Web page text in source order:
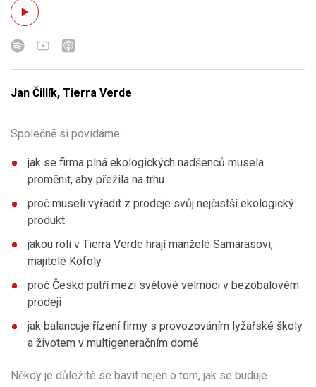
Jan Čillík, Tierra Verde
Společně si povídáme:
jak se firma plná ekologických nadšenců musela
proměnit, aby přežila na trhu
proč museli vyřadit z prodeje svůj nejčistší ekologický
produkt
jakou roli v Tierra Verde hrají manželé Samarasovi,
majitelé Kofoly
proč Česko patří mezi světové velmoci v bezobalovém
prodeji
jak balancuje řízení firmy s provozováním lyžařské školy
a životem v multigeneračním domě
Někdy je důležité se bavit nejen o tom, jak se buduje